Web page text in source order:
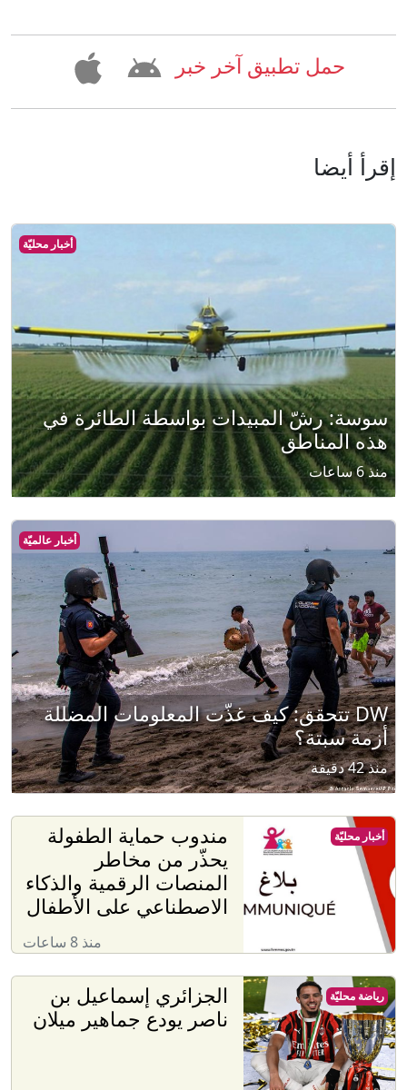
حمل تطبيق آخر خبر
إقرأ أيضا
أخبار محليّة
سوسة: رشّ المبيدات بواسطة الطائرة في
هذه المناطق
منذ 6 ساعات
أخبار عالميّة
DW تتحقق: كيف غذّت المعلومات المضللة
أزمة سبتة؟
منذ 42 دقيقة
مندوب حماية الطفولة
يحذّر من مخاطر
المنصات الرقمية والذكاء
الاصطناعي على الأطفال
منذ 8 ساعات
أخبار محليّة
الجزائري إسماعيل بن
ناصر يودع جماهير ميلان
رياضة محليّة